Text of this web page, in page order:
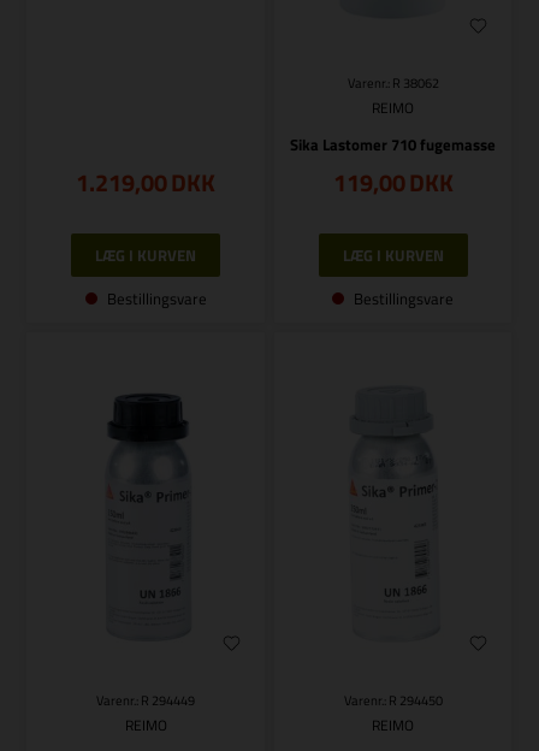
1.219,00DKK
Bestillingsvare
Varenr.: R 38062
REIMO
Sika Lastomer 710 fugemasse
119,00DKK
Bestillingsvare
Varenr.: R 294449
REIMO
Varenr.: R 294450
REIMO